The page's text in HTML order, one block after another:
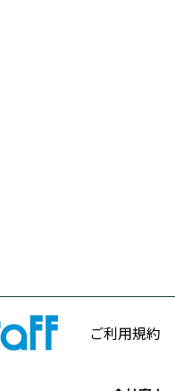
ご利用規約